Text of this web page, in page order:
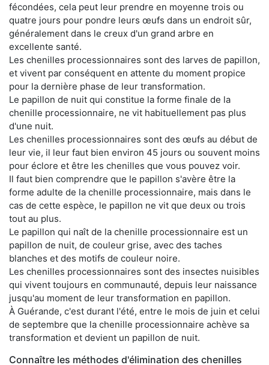
fécondées, cela peut leur prendre en moyenne trois ou
quatre jours pour pondre leurs œufs dans un endroit sûr,
généralement dans le creux d'un grand arbre en
excellente santé.
Les chenilles processionnaires sont des larves de papillon,
et vivent par conséquent en attente du moment propice
pour la dernière phase de leur transformation.
Le papillon de nuit qui constitue la forme finale de la
chenille processionnaire, ne vit habituellement pas plus
d'une nuit.
Les chenilles processionnaires sont des œufs au début de
leur vie, il leur faut bien environ 45 jours ou souvent moins
pour éclore et être les chenilles que vous pouvez voir.
Il faut bien comprendre que le papillon s'avère être la
forme adulte de la chenille processionnaire, mais dans le
cas de cette espèce, le papillon ne vit que deux ou trois
tout au plus.
Le papillon qui naît de la chenille processionnaire est un
papillon de nuit, de couleur grise, avec des taches
blanches et des motifs de couleur noire.
Les chenilles processionnaires sont des insectes nuisibles
qui vivent toujours en communauté, depuis leur naissance
jusqu'au moment de leur transformation en papillon.
À Guérande, c'est durant l'été, entre le mois de juin et celui
de septembre que la chenille processionnaire achève sa
transformation et devient un papillon de nuit.
Connaître les méthodes d'élimination des chenilles